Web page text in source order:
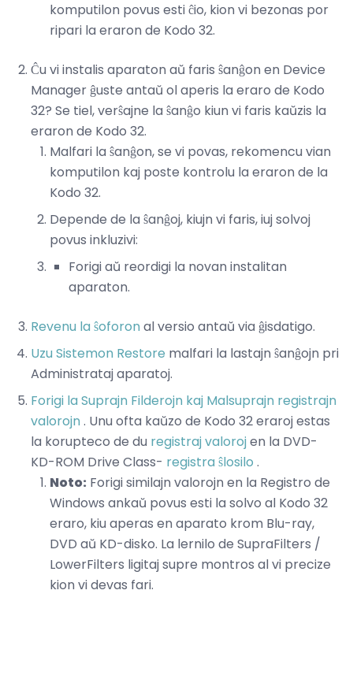
komputilon povus esti ĉio, kion vi bezonas por
ripari la eraron de Kodo 32.
Ĉu vi instalis aparaton aŭ faris ŝanĝon en Device
Manager ĝuste antaŭ ol aperis la eraro de Kodo
32? Se tiel, verŝajne la ŝanĝo kiun vi faris kaŭzis la
eraron de Kodo 32.
Malfari la ŝanĝon, se vi povas, rekomencu vian
komputilon kaj poste kontrolu la eraron de la
Kodo 32.
Depende de la ŝanĝoj, kiujn vi faris, iuj solvoj
povus inkluzivi:
Forigi aŭ reordigi la novan instalitan
aparaton.
Revenu la ŝoforonal versio antaŭ via ĝisdatigo.
Uzu Sistemon Restore malfari la lastajn ŝanĝojn pri
Administrataj aparatoj.
Forigi la Suprajn Filderojn kaj Malsuprajn registrajn
valorojn. Unu ofta kaŭzo de Kodo 32 eraroj estas
la korupteco de du registraj valorojen la DVD-
KD-ROM Drive Class- registra ŝlosilo .
Noto: Forigi similajn valorojn en la Registro de
Windows ankaŭ povus esti la solvo al Kodo 32
eraro, kiu aperas en aparato krom Blu-ray,
DVD aŭ KD-disko. La lernilo de SupraFilters /
LowerFilters ligitaj supre montros al vi precize
kion vi devas fari.